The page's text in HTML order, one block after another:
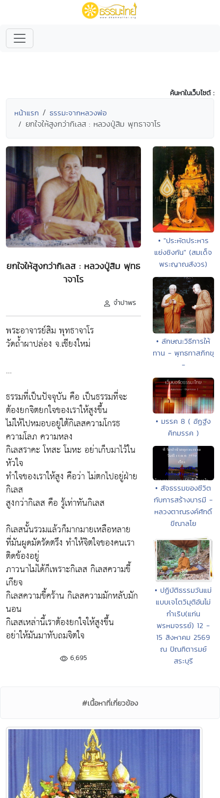
ค้นหาในเว็บไซต์ :
หน้าแรก ธรรมะจากหลวงพ่อ
ยกใจให้สูงกว่ากิเลส : หลวงปู่สิม พุทธาจาโร
ยกใจให้สูงกว่ากิเลส : หลวงปู่สิม พุทธ
าจาโร
จำปาพร
พระอาจารย์สิม พุทธาจาโร
วัดถ้ำผาปล่อง จ.เชียงใหม่
...
ธรรมที่เป็นปัจจุบัน คือ เป็นธรรมที่จะ
ต้องยกจิตยกใจของเราให้สูงขึ้น
ไม่ให้ไปหมอบอยู่ใต้กิเลสความโกรธ
ความโลภ ความหลง
กิเลสราคะ โทสะ โมหะ อย่าเก็บมาไว้ใน
หัวใจ
ทำใจของเราให้สูง คือว่า ไม่ตกไปอยู่ฝ่าย
กิเลส
สูงกว่ากิเลส คือ รู้เท่าทันกิเลส
กิเลสนั้นรวมแล้วก็มากมายเหลือหลาย
ที่มันผูดมัดรัดตรึง ทำให้จิตใจของคนเรา
ติดข้องอยู่
ภาวนาไม่ได้ก็เพราะกิเลส กิเลสความขี้
เกียจ
กิเลสความขี้คร้าน กิเลสความมักหลับมัก
นอน
กิเลสเหล่านี้เราต้องยกใจให้สูงขึ้น
อย่าให้มันมาทับถมจิตใจ
6,695
• "ประหัตประหาร
แย่งชิงกัน" (สมเด็จ
พระญาณสังวร)
• ลักษณะวิธีการให้
ทาน - พุทธทาสภิกขุ
-
• มรรค 8 ( อัฏฐัง
คิกมรรค )
• สัจธรรมของชีวิต
กับการสร้างบารมี -
หลวงตาณรงค์ศักดิ์
ขีณาลโย
• ปฏิบัติธรรมวันแม่
แบบเจโตวิมุติอันไม่
กำเริบ(แก่น
พรหมจรรย์) 12 -
15 สิงหาคม 2569
ณ ปัณฑิตารมย์
สระบุรี
#เนื้อหาที่เกี่ยวข้อง